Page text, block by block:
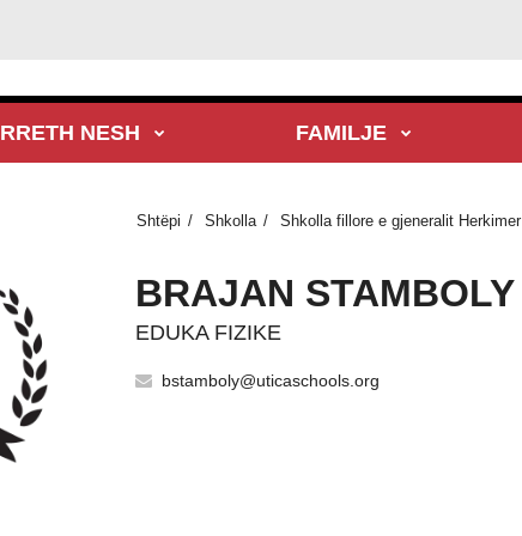
RRETH NESH FAMILJE
Shtëpi Shkolla Shkolla fillore e gjeneralit Herkimer
BRAJAN STAMBOLY
EDUKA FIZIKE
bstamboly@uticaschools.org